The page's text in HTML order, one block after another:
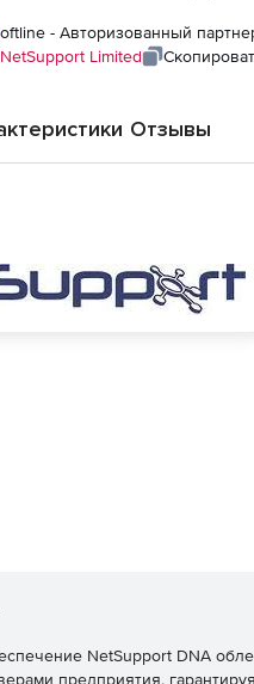
- Авторизованный
NetSupport Limited
Отзывы
NetSupport DNA
предприятия,